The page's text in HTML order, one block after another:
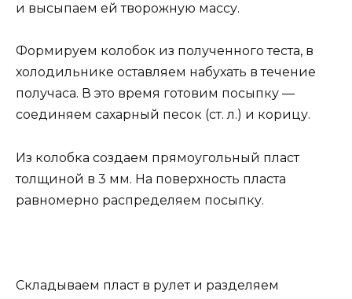
и высыпаем ей творожную массу.
Формируем колобок из полученного теста, в
холодильнике оставляем набухать в течение
получаса. В это время готовим посыпку —
соединяем сахарный песок (ст. л.) и корицу.
Из колобка создаем прямоугольный пласт
толщиной в 3 мм. На поверхность пласта
равномерно распределяем посыпку.
Складываем пласт в рулет и разделяем